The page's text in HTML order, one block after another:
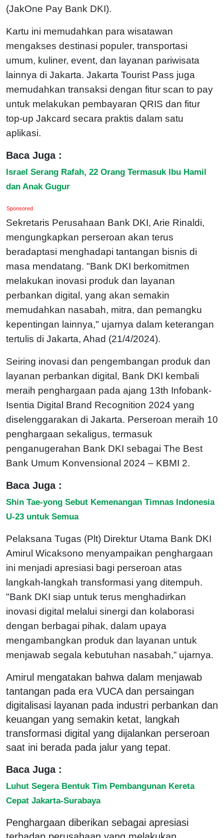
(JakOne Pay Bank DKI).
Kartu ini memudahkan para wisatawan
mengakses destinasi populer, transportasi
umum, kuliner, event, dan layanan pariwisata
lainnya di Jakarta. Jakarta Tourist Pass juga
memudahkan transaksi dengan fitur scan to pay
untuk melakukan pembayaran QRIS dan fitur
top-up Jakcard secara praktis dalam satu
aplikasi.
Baca Juga :
Israel Serang Rafah, 22 Orang Termasuk Ibu Hamil
dan Anak Gugur
Sponsored
Sekretaris Perusahaan Bank DKI, Arie Rinaldi,
mengungkapkan perseroan akan terus
beradaptasi menghadapi tantangan bisnis di
masa mendatang. "Bank DKI berkomitmen
melakukan inovasi produk dan layanan
perbankan digital, yang akan semakin
memudahkan nasabah, mitra, dan pemangku
kepentingan lainnya," ujarnya dalam keterangan
tertulis di Jakarta, Ahad (21/4/2024).
Seiring inovasi dan pengembangan produk dan
layanan perbankan digital, Bank DKI kembali
meraih penghargaan pada ajang 13th Infobank-
Isentia Digital Brand Recognition 2024 yang
diselenggarakan di Jakarta. Perseroan meraih 10
penghargaan sekaligus, termasuk
penganugerahan Bank DKI sebagai The Best
Bank Umum Konvensional 2024 – KBMI 2.
Baca Juga :
Shin Tae-yong Sebut Kemenangan Timnas Indonesia
U-23 untuk Semua
Pelaksana Tugas (Plt) Direktur Utama Bank DKI
Amirul Wicaksono menyampaikan penghargaan
ini menjadi apresiasi bagi perseroan atas
langkah-langkah transformasi yang ditempuh.
"Bank DKI siap untuk terus menghadirkan
inovasi digital melalui sinergi dan kolaborasi
dengan berbagai pihak, dalam upaya
mengambangkan produk dan layanan untuk
menjawab segala kebutuhan nasabah,” ujarnya.
Amirul mengatakan bahwa dalam menjawab
tantangan pada era VUCA dan persaingan
digitalisasi layanan pada industri perbankan dan
keuangan yang semakin ketat, langkah
transformasi digital yang dijalankan perseroan
saat ini berada pada jalur yang tepat.
Baca Juga :
Luhut Segera Bentuk Tim Pembangunan Kereta
Cepat Jakarta-Surabaya
Penghargaan diberikan sebagai apresiasi